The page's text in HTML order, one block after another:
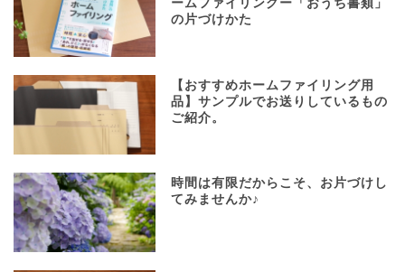
ームファイリングー「おうち書類」
の片づけかた
【おすすめホームファイリング用
品】サンプルでお送りしているもの
ご紹介。
時間は有限だからこそ、お片づけし
てみませんか♪